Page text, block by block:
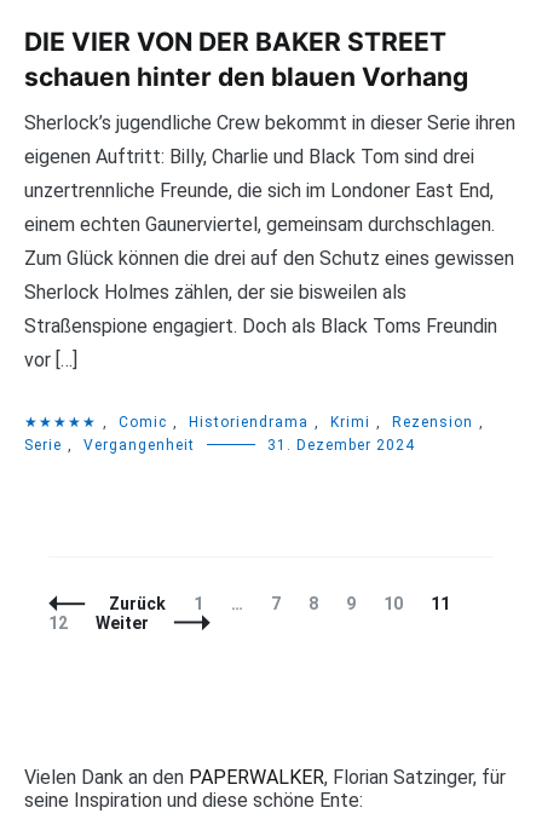
DIE VIER VON DER BAKER STREET
schauen hinter den blauen Vorhang
Sherlock’s jugendliche Crew bekommt in dieser Serie ihren
eigenen Auftritt: Billy, Charlie und Black Tom sind drei
unzertrennliche Freunde, die sich im Londoner East End,
einem echten Gaunerviertel, gemeinsam durchschlagen.
Zum Glück können die drei auf den Schutz eines gewissen
Sherlock Holmes zählen, der sie bisweilen als
Straßenspione engagiert. Doch als Black Toms Freundin
vor […]
★★★★★ Comic Historiendrama Krimi Rezension
Serie
Vergangenheit 31. Dezember 2024
Beitragsnavigation
Zurück Seite
1 … Seite
7 Seite
8 Seite
9 Seite
10 Seite
11
12
Weiter
Vielen Dank an den PAPERWALKER, Florian Satzinger, für
seine Inspiration und diese schöne Ente: